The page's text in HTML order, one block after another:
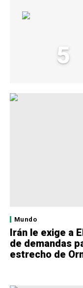
5
Mundo
Irán le exige a
de demandas
estrecho de